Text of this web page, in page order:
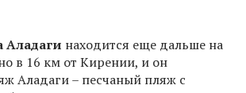
Аладаги находится еще дальше на
в 16 км от Кирении, и он
Аладаги – песчаный пляж с